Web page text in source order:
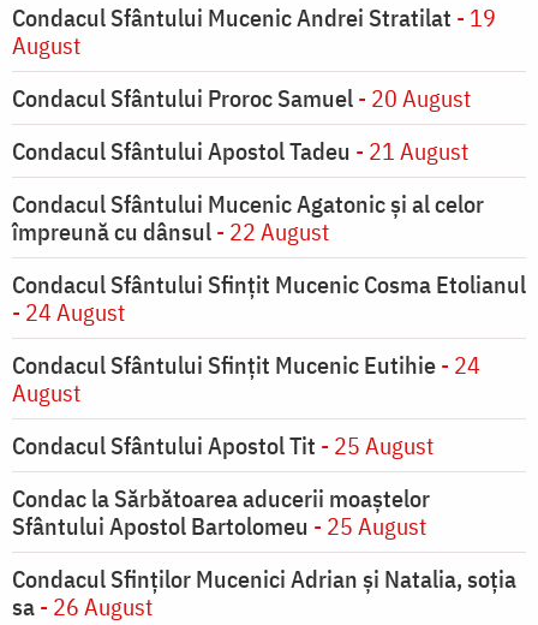
Condacul Sfântului Mucenic Andrei Stratilat - 19
August
Condacul Sfântului Proroc Samuel- 20 August
Condacul Sfântului Apostol Tadeu - 21 August
Condacul Sfântului Mucenic Agatonic şi al celor
împreună cu dânsul- 22 August
Condacul Sfântului Sfinţit Mucenic Cosma Etolianul
- 24 August
Condacul Sfântului Sfinţit Mucenic Eutihie- 24
August
Condacul Sfântului Apostol Tit - 25 August
Condac la Sărbătoarea aducerii moaştelor
Sfântului Apostol Bartolomeu - 25 August
Condacul Sfinţilor Mucenici Adrian şi Natalia, soţia
sa- 26 August